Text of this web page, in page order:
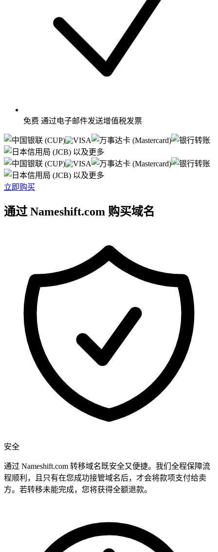
免费 通过电子邮件发送增值税发票
以及更多
以及更多
立即购买
通过 Nameshift.com 购买域名
安全
通过 Nameshift.com 转移域名既安全又便捷。我们全程保障流
程顺利，且只有在您成功接管域名后，才会将款项支付给卖
方。若转移未能完成，您将获得全额退款。